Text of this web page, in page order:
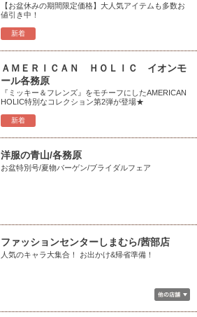
新着
【お盆休みの期間限定価格】大人気アイテムも多数お
値引き中！
新着
ＡＭＥＲＩＣＡＮ ＨＯＬＩＣ イオンモ
ール各務原
『ミッキー＆フレンズ』をモチーフにしたAMERICAN
HOLIC特別なコレクション第2弾が登場★
洋服の青山/各務原
お盆特別号/夏物バーゲン/ブライダルフェア
ファッションセンターしまむら/茜部店
人気のキャラ大集合！ お出かけ&帰省準備！